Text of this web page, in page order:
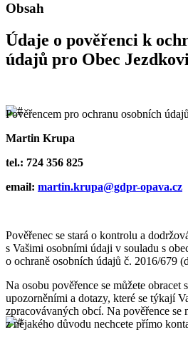
Obsah
Údaje o pověřenci k
údajů pro Obec
Pověřencem pro ochranu osobních
Martin Krupa
tel.: 724 356 825
email: martin.krupa@gdpr-opava.cz
Pověřenec se stará o kontrolu a
s Vašimi osobními údaji v souladu s
o ochraně osobních údajů č. 2016/679
Na osobu pověřence se můžete obracet
upozorněními a dotazy, které se týkají
zpracovávaných obcí. Na pověřence se
z nějakého důvodu nechcete přímo